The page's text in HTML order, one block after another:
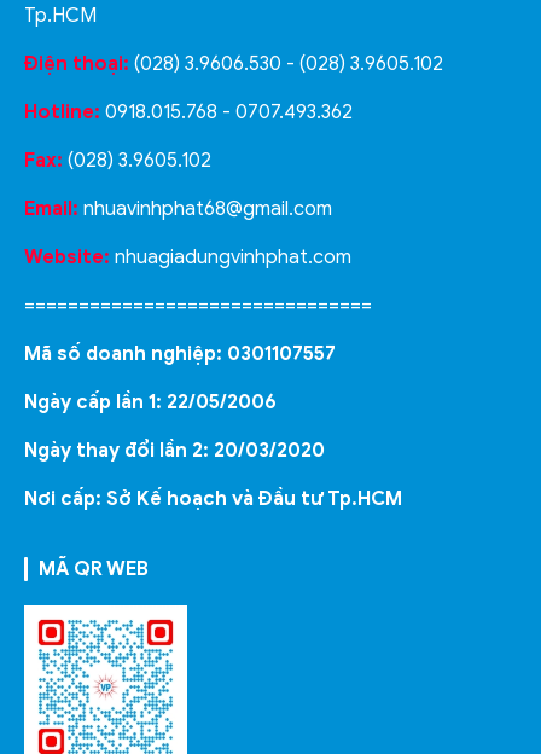
Tp.HCM
Điện thoại: (028) 3.9606.530 - (028) 3.9605.102
Hotline: 0918.015.768 - 0707.493.362
Fax: (028) 3.9605.102
Email: nhuavinhphat68@gmail.com
Website: nhuagiadungvinhphat.com
================================
Mã số doanh nghiệp: 0301107557
Ngày cấp lần 1: 22/05/2006
Ngày thay đổi lần 2: 20/03/2020
Nơi cấp: Sở Kế hoạch và Đầu tư Tp.HCM
MÃ QR WEB